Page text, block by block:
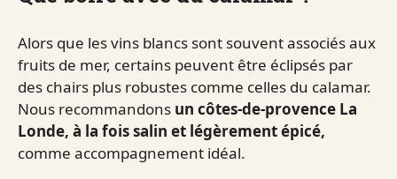
Alors que les vins blancs sont souvent associés aux
fruits de mer, certains peuvent être éclipsés par
des chairs plus robustes comme celles du calamar.
Nous recommandons un côtes-de-provence La
Londe, à la fois salin et légèrement épicé,
comme accompagnement idéal.